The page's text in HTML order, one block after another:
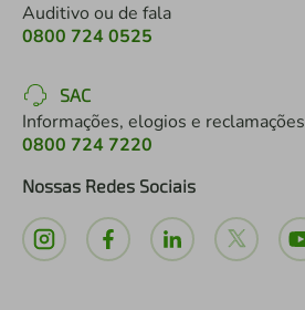
Auditivo ou de fala
0800 724 0525
SAC
Informações, elogios e reclamações
0800 724 7220
Nossas Redes Sociais